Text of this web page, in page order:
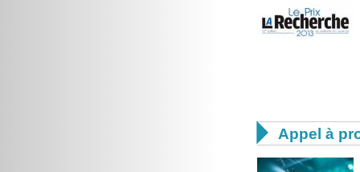
 Appel à